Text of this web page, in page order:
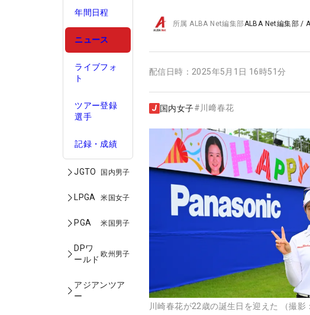
年間日程
ニュース
ライブフォ
ト
ツアー登録
選手
記録・成績
JGTO 国内男子
LPGA 米国女子
PGA 米国男子
DPワ
ールド
欧州男子
アジアンツア
ー
所属ALBA Net編集部ALBA Net編集部 /
配信日時： 2025年5月1日 16時51分
国内女子# 川﨑春花
川崎春花が22歳の誕生日を迎えた （撮影